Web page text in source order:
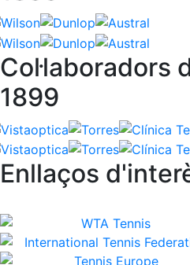
Col·laboradors
1899
Enllaços